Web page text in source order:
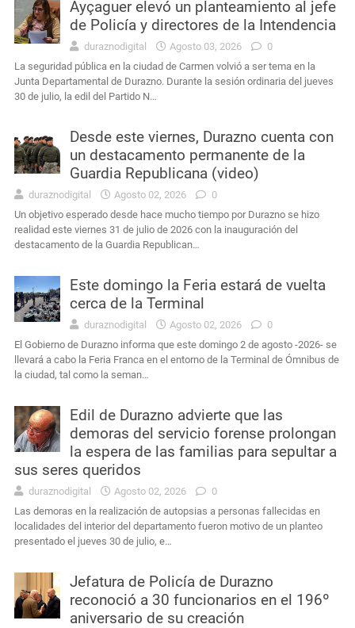
Ayçaguer elevó un planteamiento al jefe
de Policía y directores de la Intendencia
duraznodigital Agosto 03, 2026
0
La seguridad pública en la ciudad de Carmen volvió a ser tema en la
Junta Departamental de Durazno. Durante la sesión ordinaria del jueves
30 de julio, la edil del Partido N…
Desde este viernes, Durazno cuenta con
un destacamento permanente de la
Guardia Republicana (video)
duraznodigital Agosto 02, 2026
0
Un objetivo esperado desde hace mucho tiempo por Durazno se hizo
realidad este viernes 31 de julio de 2026 con la inauguración del
destacamento de la Guardia Republican…
Este domingo la Feria estará de vuelta
cerca de la Terminal
duraznodigital Agosto 02, 2026
0
El Gobierno de Durazno informa que este domingo 2 de agosto -2026- se
llevará a cabo la Feria Franca en el entorno de la Terminal de Ómnibus de
la ciudad, tal como la seman…
Edil de Durazno advierte que las
demoras del servicio forense prolongan
la espera de las familias para sepultar a
sus seres queridos
duraznodigital Agosto 02, 2026
0
Las demoras en la realización de autopsias a personas fallecidas en
localidades del interior del departamento fueron motivo de un planteo
presentado el jueves 30 de julio, e…
Jefatura de Policía de Durazno
reconoció a 30 funcionarios en el 196º
aniversario de su creación